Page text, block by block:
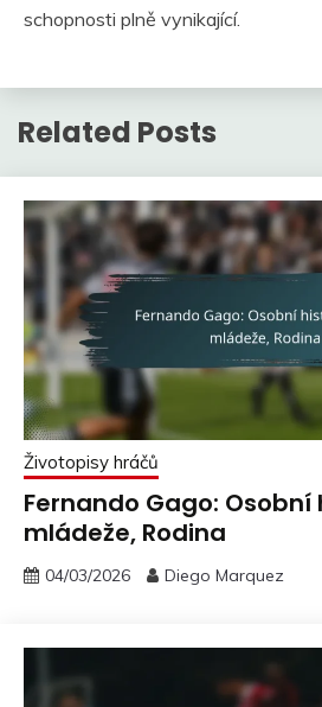
schopnosti plně vynikající.
Related Posts
Životopisy hráčů
Fernando Gago: Osobní
mládeže, Rodina
04/03/2026 Diego Marquez